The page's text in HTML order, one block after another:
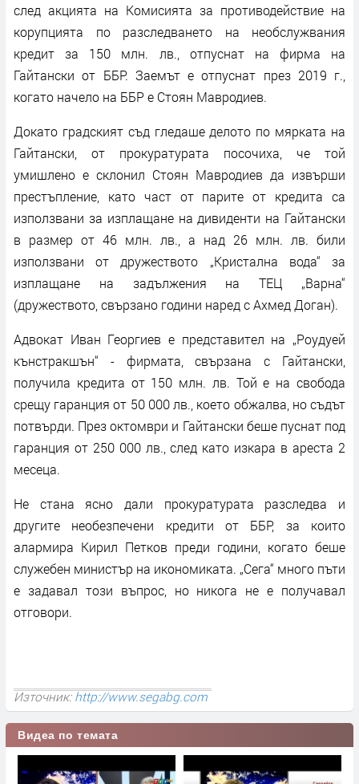
след акцията на Комисията за противодействие на
корупцията по разследването на необслужвания
кредит за 150 млн. лв., отпуснат на фирма на
Гайтански от ББР. Заемът е отпуснат през 2019 г.,
когато начело на ББР е Стоян Мавродиев.
Докато градският съд гледаше делото по мярката на
Гайтански, от прокуратурата посочиха, че той
умишлено е склонил Стоян Мавродиев да извърши
престъпление, като част от парите от кредита са
използвани за изплащане на дивиденти на Гайтански
в размер от 46 млн. лв., а над 26 млн. лв. били
използвани от дружеството „Кристална вода“ за
изплащане на задължения на ТЕЦ „Варна“
(дружеството, свързано години наред с Ахмед Доган).
Адвокат Иван Георгиев е представител на „Роудуей
кънстракшън“ - фирмата, свързана с Гайтански,
получила кредита от 150 млн. лв. Той е на свобода
срещу гаранция от 50 000 лв., което обжалва, но съдът
потвърди. През октомври и Гайтански беше пуснат под
гаранция от 250 000 лв., след като изкара в ареста 2
месеца.
Не стана ясно дали прокуратурата разследва и
другите необезпечени кредити от ББР, за които
алармира Кирил Петков преди години, когато беше
служебен министър на икономиката. „Сега“ много пъти
е задавал този въпрос, но никога не е получавал
отговори.
Източник:http://www.segabg.com
Видеа по темата